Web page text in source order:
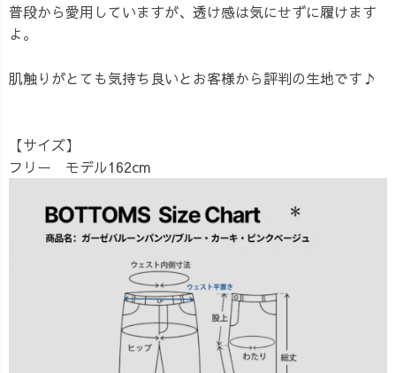
普段から愛用していますが、透け感は気にせずに履けます
よ。
肌触りがとても気持ち良いとお客様から評判の生地です♪
【サイズ】
フリー モデル162cm